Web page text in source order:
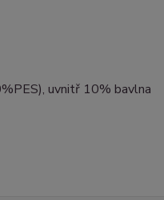
uvnitř 10% bavlna